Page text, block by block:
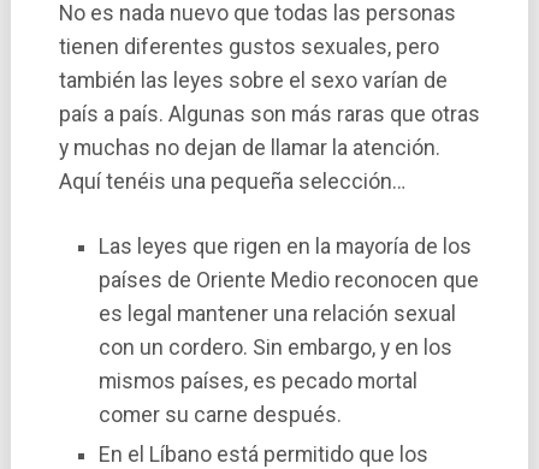
No es nada nuevo que todas las personas
tienen diferentes gustos sexuales, pero
también las leyes sobre el sexo varí­an de
paí­s a paí­s. Algunas son más raras que otras
y muchas no dejan de llamar la atención.
Aquí­ tenéis una pequeña selección…
Las leyes que rigen en la mayorí­a de los
paí­ses de Oriente Medio reconocen que
es legal mantener una relación sexual
con un cordero. Sin embargo, y en los
mismos paí­ses, es pecado mortal
comer su carne después.
En el Lí­bano está permitido que los